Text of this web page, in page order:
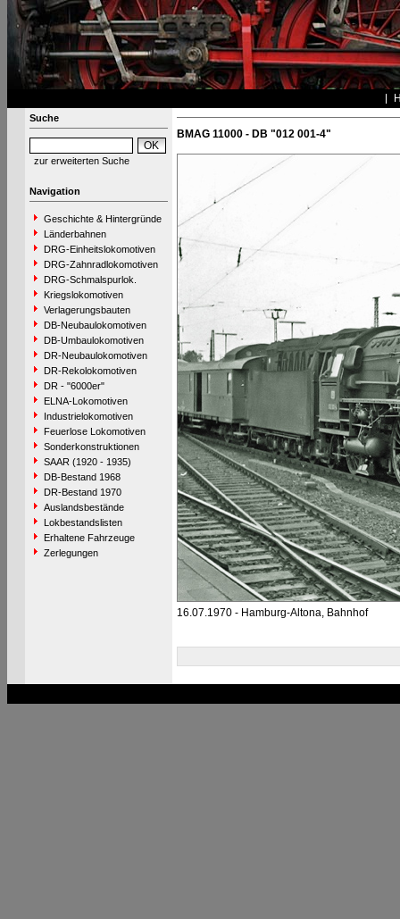
Suche
zur erweiterten Suche
Navigation
Geschichte & Hintergründe
Länderbahnen
DRG-Einheitslokomotiven
DRG-Zahnradlokomotiven
DRG-Schmalspurlok.
Kriegslokomotiven
Verlagerungsbauten
DB-Neubaulokomotiven
DB-Umbaulokomotiven
DR-Neubaulokomotiven
DR-Rekolokomotiven
DR - "6000er"
ELNA-Lokomotiven
Industrielokomotiven
Feuerlose Lokomotiven
Sonderkonstruktionen
SAAR (1920 - 1935)
DB-Bestand 1968
DR-Bestand 1970
Auslandsbestände
Lokbestandslisten
Erhaltene Fahrzeuge
Zerlegungen
BMAG 11000 - DB "012 001-4"
16.07.1970 - Hamburg-Altona, Bahnhof